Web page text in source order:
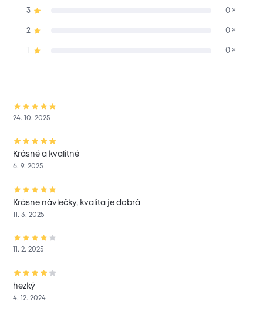
3 0 ×
2 0 ×
0 ×
24. 10. 2025
Krásné a kvalitné
6. 9. 2025
Krásne návlečky, kvalita je dobrá
11. 3. 2025
11. 2. 2025
hezký
4. 12. 2024